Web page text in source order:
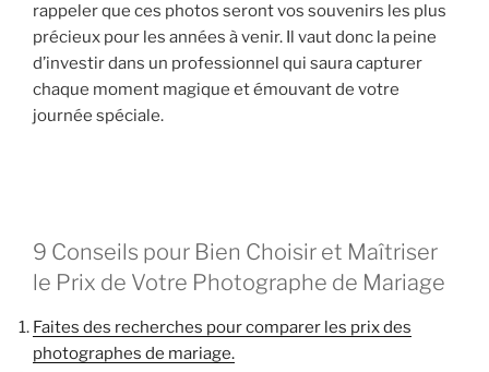
rappeler que ces photos seront vos souvenirs les plus
précieux pour les années à venir. Il vaut donc la peine
d’investir dans un professionnel qui saura capturer
chaque moment magique et émouvant de votre
journée spéciale.
9 Conseils pour Bien Choisir et Maîtriser
le Prix de Votre Photographe de Mariage
Faites des recherches pour comparer les prix des
photographes de mariage.